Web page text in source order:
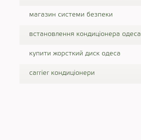
магазин системи безпеки
встановлення кондиціонера одеса
купити жорсткий диск одеса
carrier кондиціонери